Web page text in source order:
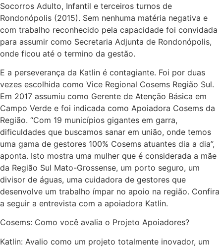
Socorros Adulto, Infantil e terceiros turnos de
Rondonópolis (2015). Sem nenhuma matéria negativa e
com trabalho reconhecido pela capacidade foi convidada
para assumir como Secretaria Adjunta de Rondonópolis,
onde ficou até o termino da gestão.
E a perseverança da Katlin é contagiante. Foi por duas
vezes escolhida como Vice Regional Cosems Região Sul.
Em 2017 assumiu como Gerente de Atenção Básica em
Campo Verde e foi indicada como Apoiadora Cosems da
Região. “Com 19 municípios gigantes em garra,
dificuldades que buscamos sanar em união, onde temos
uma gama de gestores 100% Cosems atuantes dia a dia”,
aponta. Isto mostra uma mulher que é considerada a mãe
da Região Sul Mato-Grossense, um porto seguro, um
divisor de águas, uma cuidadora de gestores que
desenvolve um trabalho ímpar no apoio na região. Confira
a seguir a entrevista com a apoiadora Katlin.
Cosems: Como você avalia o Projeto Apoiadores?
Katlin: Avalio como um projeto totalmente inovador, um